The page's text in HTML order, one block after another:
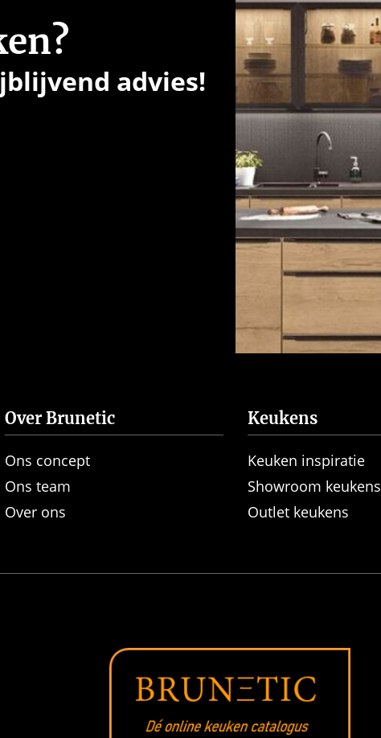
advies!
Over Brunetic
Ons concept
Ons team
Over ons
Keukens
Keuken inspiratie
Showroom keukens
Outlet keukens